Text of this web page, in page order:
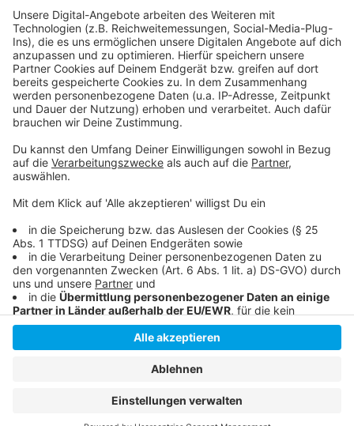
Hier lässt sich die letzte Ratssitzung live verfolgen
Die SPD hatte ihre Zustimmung zur Oper im Vorfeld
offen gelassen
Zur Deutschen Oper am Rhein
Anzeige
Anzeige